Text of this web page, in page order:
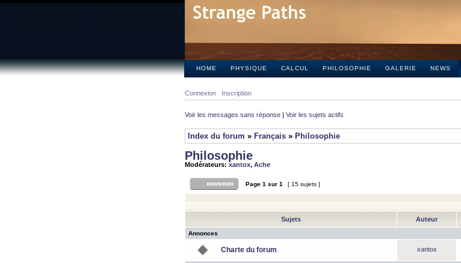
HOME PHYSIQUE CALCUL PHILOSOPHIE GALERIE NEWS
Connexion Inscription
Voir les messages sans réponse | Voir les sujets actifs
Index du forum » Français » Philosophie
Philosophie
Modérateurs: xantox, Ache
Page 1 sur 1 [ 15 sujets ]
Sujets Auteur
Annonces
Charte du forum xantox